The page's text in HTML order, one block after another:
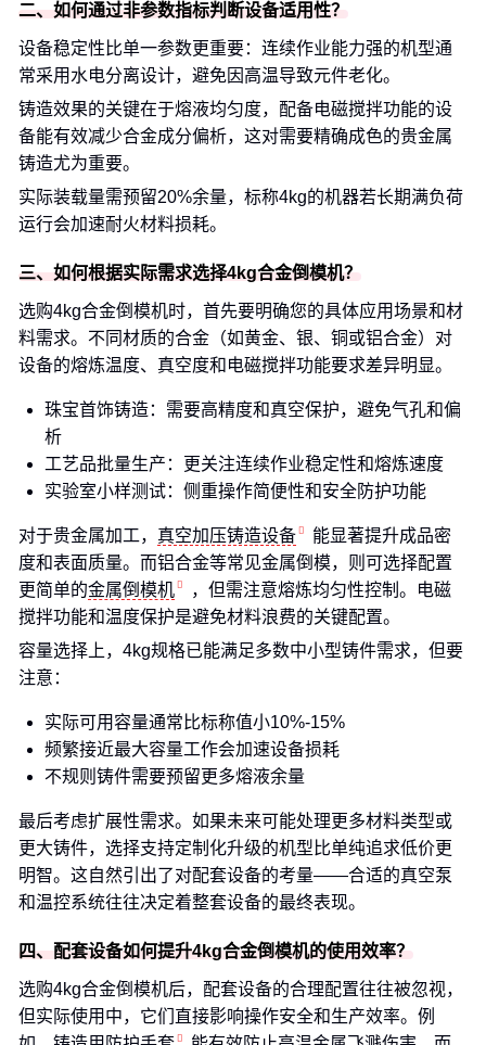
二、如何通过非参数指标判断设备适用性？
设备稳定性比单一参数更重要：连续作业能力强的机型通
常采用水电分离设计，避免因高温导致元件老化。
铸造效果的关键在于熔液均匀度，配备电磁搅拌功能的设
备能有效减少合金成分偏析，这对需要精确成色的贵金属
铸造尤为重要。
实际装载量需预留20%余量，标称4kg的机器若长期满负荷
运行会加速耐火材料损耗。
三、如何根据实际需求选择4kg合金倒模机？
选购4kg合金倒模机时，首先要明确您的具体应用场景和材
料需求。不同材质的合金（如黄金、银、铜或铝合金）对
设备的熔炼温度、真空度和电磁搅拌功能要求差异明显。
珠宝首饰铸造：需要高精度和真空保护，避免气孔和偏
析
工艺品批量生产：更关注连续作业稳定性和熔炼速度
实验室小样测试：侧重操作简便性和安全防护功能
对于贵金属加工， 真空加压铸造设备
能显著提升成品密
度和表面质量。而铝合金等常见金属倒模，则可选择配置
更简单的金属倒模机
，但需注意熔炼均匀性控制。电磁
搅拌功能和温度保护是避免材料浪费的关键配置。
容量选择上，4kg规格已能满足多数中小型铸件需求，但要
注意：
实际可用容量通常比标称值小10%-15%
频繁接近最大容量工作会加速设备损耗
不规则铸件需要预留更多熔液余量
最后考虑扩展性需求。如果未来可能处理更多材料类型或
更大铸件，选择支持定制化升级的机型比单纯追求低价更
明智。这自然引出了对配套设备的考量——合适的真空泵
和温控系统往往决定着整套设备的最终表现。
四、配套设备如何提升4kg合金倒模机的使用效率？
选购4kg合金倒模机后，配套设备的合理配置往往被忽视，
但实际使用中，它们直接影响操作安全和生产效率。例